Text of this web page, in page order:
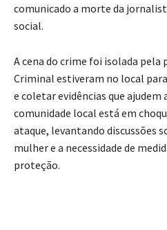
comunicado a morte da
social.
A cena do crime foi isolada pela
Criminal estiveram no local
e coletar evidências que ajudem
comunidade local está em
ataque, levantando discussões
mulher e a necessidade de
proteção.